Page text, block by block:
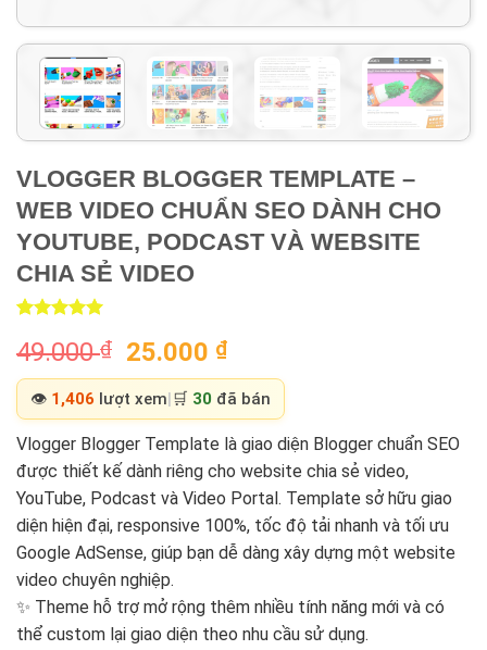
VLOGGER BLOGGER TEMPLATE –
WEB VIDEO CHUẨN SEO DÀNH CHO
YOUTUBE, PODCAST VÀ WEBSITE
CHIA SẺ VIDEO
out of 5
customer
rating
49.000₫
Original
price
was:
49.000 ₫.
25.000 ₫Current
price
is:
25.000 ₫.
👁️ 1,406 lượt xem|🛒 30 đã bán
Vlogger Blogger Template là giao diện Blogger chuẩn SEO
được thiết kế dành riêng cho website chia sẻ video,
YouTube, Podcast và Video Portal. Template sở hữu giao
diện hiện đại, responsive 100%, tốc độ tải nhanh và tối ưu
Google AdSense, giúp bạn dễ dàng xây dựng một website
video chuyên nghiệp.
✨ Theme hỗ trợ mở rộng thêm nhiều tính năng mới và có
thể custom lại giao diện theo nhu cầu sử dụng.